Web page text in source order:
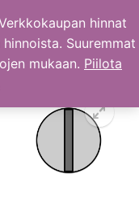
hinnat
Suuremmat
mukaan. Piilota